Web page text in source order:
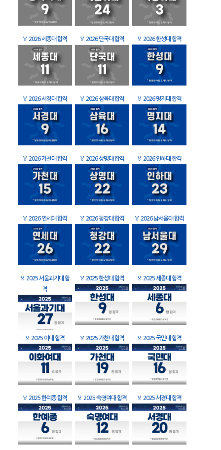
🏅 2026 세종대 합격 🏅 2026 단국대 합격 🏅 2026 한성대 합격
🏅 2026 서경대 합격 🏅 2026 삼육대 합격 🏅 2026 명지대 합격
🏅 2026 가천대 합격 🏅 2026 상명대 합격 🏅 2026 인하대 합격
🏅 2026 연세대 합격 🏅 2026 청강대 합격 🏅 2026 남서울대 합격
🏅 2025 서울과기대 합
격
🏅 2025 한성대 합격 🏅 2025 세종대 합격
🏅 2025 이대 합격 🏅 2025 가천대 합격 🏅 2025 국민대 합격
🏅 2025 한예종 합격 🏅 2025 숙명여대 합격 🏅 2025 서경대 합격